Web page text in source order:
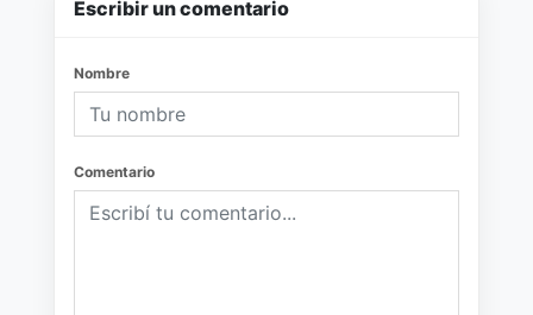
Escribir un comentario
Nombre
Comentario